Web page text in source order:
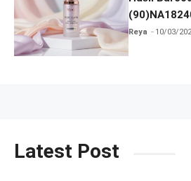
BPOM
Reya 10/03/
Latest Post